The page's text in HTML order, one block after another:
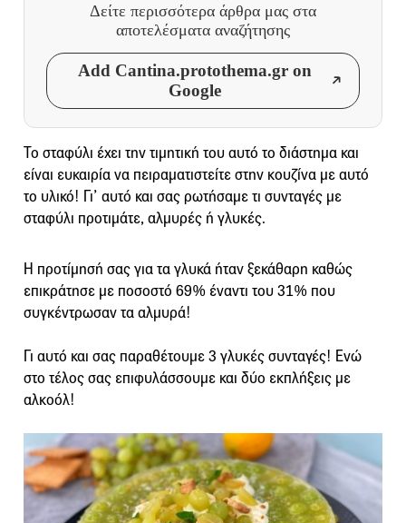
Δείτε περισσότερα άρθρα μας στα
αποτελέσματα αναζήτησης
Add Cantina.protothema.gr on
Google
Το σταφύλι έχει την τιμητική του αυτό το διάστημα και
είναι ευκαιρία να πειραματιστείτε στην κουζίνα με αυτό
το υλικό! Γι’ αυτό και σας ρωτήσαμε τι συνταγές με
σταφύλι προτιμάτε, αλμυρές ή γλυκές.
Η προτίμησή σας για τα γλυκά ήταν ξεκάθαρη καθώς
επικράτησε με ποσοστό 69% έναντι του 31% που
συγκέντρωσαν τα αλμυρά!
Γι αυτό και σας παραθέτουμε 3 γλυκές συνταγές! Ενώ
στο τέλος σας επιφυλάσσουμε και δύο εκπλήξεις με
αλκοόλ!